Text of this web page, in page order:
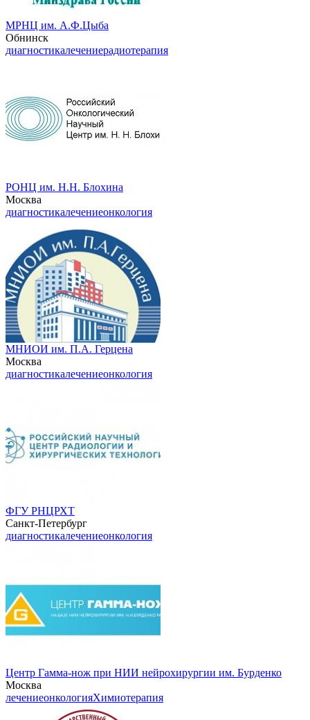
МРНЦ им. А.Ф.Цыба
Обнинск
диагностикалечениерадиотерапия
РОНЦ им. Н.Н. Блохина
Москва
диагностикалечениеонкология
МНИОИ им. П.А. Герцена
Москва
диагностикалечениеонкология
ФГУ РНЦРХТ
Санкт-Петербург
диагностикалечениеонкология
Центр Гамма-нож при НИИ нейрохирургии им. Бурденко
Москва
лечениеонкологияХимиотерапия